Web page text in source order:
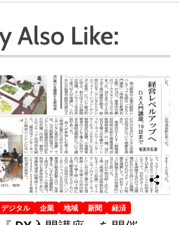
Also Like:
デジタル 企業 地域 新聞 経済